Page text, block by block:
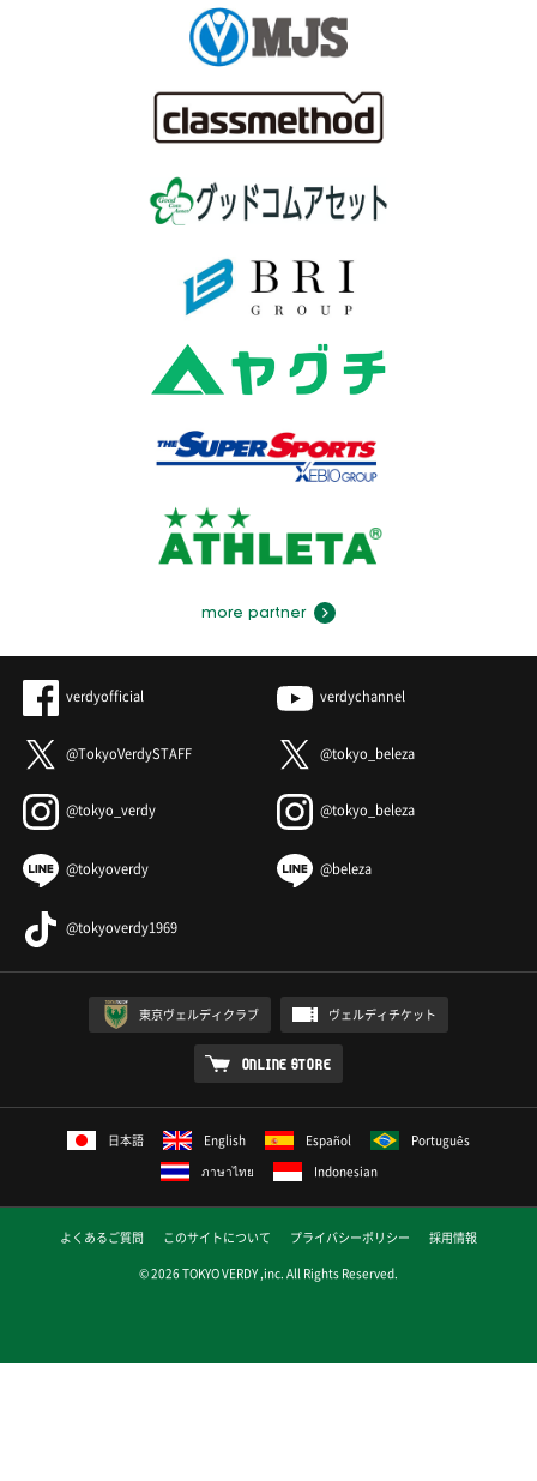
more partner
verdyofficial verdychannel
@TokyoVerdySTAFF @tokyo_beleza
@tokyo_verdy @tokyo_beleza
@tokyoverdy @beleza
@tokyoverdy1969
東京ヴェルディクラブ ヴェルディチケット
ONLINE STORE
日本語 English Español
Português
ภาษาไทย
Indonesian
よくあるご質問 このサイトについて プライバシーポリシー
採用情報
© 2026 TOKYO VERDY ,inc. All Rights Reserved.